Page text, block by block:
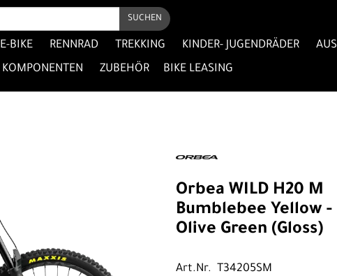
SUCHEN
E-BIKE RENNRAD TREKKING KINDER- JUGENDRÄDER
KOMPONENTEN
ZUBEHÖR BIKE LEASING
Orbea WILD H20 M
Bumblebee Yellow
Olive Green (Gloss)
Art.Nr. T34205SM